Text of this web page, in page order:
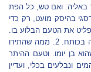
באליה. ואם טש, כל הפת
בהיסק מועט, רק כדי
את הטעם הבלוע בו.
ושם ודאי שהוא מסיק ע"מ לאפות בתנור פת לאוכלה בכותח. 2. ממה שהתירו
בן יומו. וטעם ההיתר
ונבלעים בכלי, ועדיין